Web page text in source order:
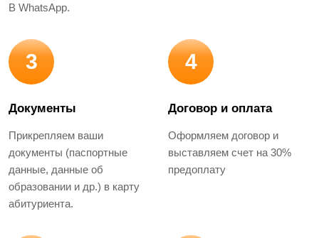
В WhatsApp.
3
Документы
Прикрепляем ваши
документы (паспортные
данные, данные об
образовании и др.) в карту
абитуриента.
4
Договор и оплата
Оформляем договор и
выставляем счет на 30%
предоплату